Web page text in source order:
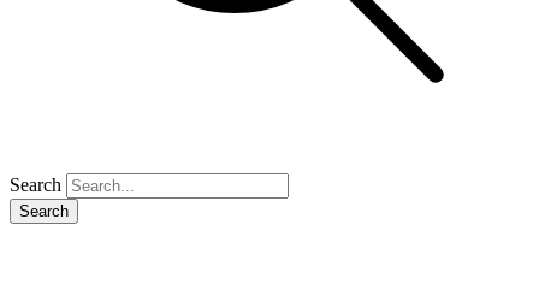
Search
Search